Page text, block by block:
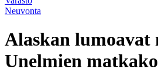
Neuvonta
Alaskan lumoavat
Unelmien